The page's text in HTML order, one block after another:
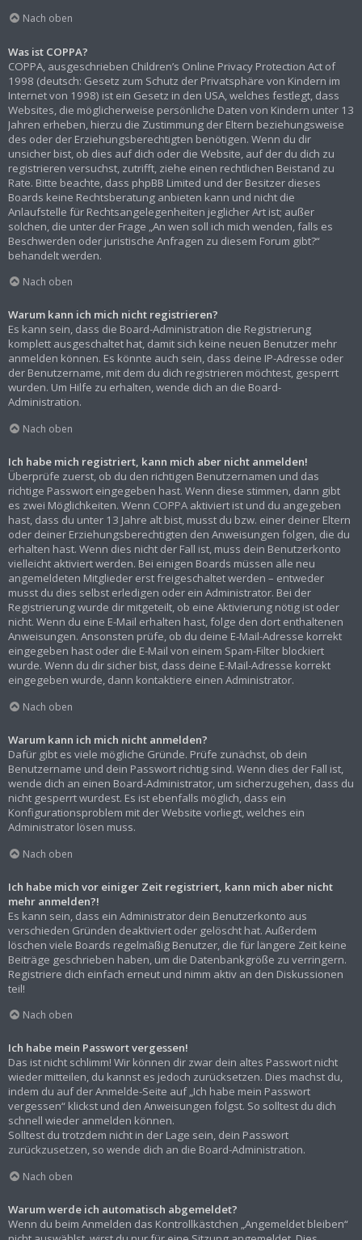
Nach oben
Was ist COPPA?
COPPA, ausgeschrieben Children’s Online Privacy Protection Act of
1998 (deutsch: Gesetz zum Schutz der Privatsphäre von Kindern im
Internet von 1998) ist ein Gesetz in den USA, welches festlegt, dass
Websites, die möglicherweise persönliche Daten von Kindern unter 13
Jahren erheben, hierzu die Zustimmung der Eltern beziehungsweise
des oder der Erziehungsberechtigten benötigen. Wenn du dir
unsicher bist, ob dies auf dich oder die Website, auf der du dich zu
registrieren versuchst, zutrifft, ziehe einen rechtlichen Beistand zu
Rate. Bitte beachte, dass phpBB Limited und der Besitzer dieses
Boards keine Rechtsberatung anbieten kann und nicht die
Anlaufstelle für Rechtsangelegenheiten jeglicher Art ist; außer
solchen, die unter der Frage „An wen soll ich mich wenden, falls es
Beschwerden oder juristische Anfragen zu diesem Forum gibt?“
behandelt werden.
Nach oben
Warum kann ich mich nicht registrieren?
Es kann sein, dass die Board-Administration die Registrierung
komplett ausgeschaltet hat, damit sich keine neuen Benutzer mehr
anmelden können. Es könnte auch sein, dass deine IP-Adresse oder
der Benutzername, mit dem du dich registrieren möchtest, gesperrt
wurden. Um Hilfe zu erhalten, wende dich an die Board-
Administration.
Nach oben
Ich habe mich registriert, kann mich aber nicht anmelden!
Überprüfe zuerst, ob du den richtigen Benutzernamen und das
richtige Passwort eingegeben hast. Wenn diese stimmen, dann gibt
es zwei Möglichkeiten. Wenn COPPA aktiviert ist und du angegeben
hast, dass du unter 13 Jahre alt bist, musst du bzw. einer deiner Eltern
oder deiner Erziehungsberechtigten den Anweisungen folgen, die du
erhalten hast. Wenn dies nicht der Fall ist, muss dein Benutzerkonto
vielleicht aktiviert werden. Bei einigen Boards müssen alle neu
angemeldeten Mitglieder erst freigeschaltet werden – entweder
musst du dies selbst erledigen oder ein Administrator. Bei der
Registrierung wurde dir mitgeteilt, ob eine Aktivierung nötig ist oder
nicht. Wenn du eine E-Mail erhalten hast, folge den dort enthaltenen
Anweisungen. Ansonsten prüfe, ob du deine E-Mail-Adresse korrekt
eingegeben hast oder die E-Mail von einem Spam-Filter blockiert
wurde. Wenn du dir sicher bist, dass deine E-Mail-Adresse korrekt
eingegeben wurde, dann kontaktiere einen Administrator.
Nach oben
Warum kann ich mich nicht anmelden?
Dafür gibt es viele mögliche Gründe. Prüfe zunächst, ob dein
Benutzername und dein Passwort richtig sind. Wenn dies der Fall ist,
wende dich an einen Board-Administrator, um sicherzugehen, dass du
nicht gesperrt wurdest. Es ist ebenfalls möglich, dass ein
Konfigurationsproblem mit der Website vorliegt, welches ein
Administrator lösen muss.
Nach oben
Ich habe mich vor einiger Zeit registriert, kann mich aber nicht
mehr anmelden?!
Es kann sein, dass ein Administrator dein Benutzerkonto aus
verschieden Gründen deaktiviert oder gelöscht hat. Außerdem
löschen viele Boards regelmäßig Benutzer, die für längere Zeit keine
Beiträge geschrieben haben, um die Datenbankgröße zu verringern.
Registriere dich einfach erneut und nimm aktiv an den Diskussionen
teil!
Nach oben
Ich habe mein Passwort vergessen!
Das ist nicht schlimm! Wir können dir zwar dein altes Passwort nicht
wieder mitteilen, du kannst es jedoch zurücksetzen. Dies machst du,
indem du auf der Anmelde-Seite auf „Ich habe mein Passwort
vergessen“ klickst und den Anweisungen folgst. So solltest du dich
schnell wieder anmelden können.
Solltest du trotzdem nicht in der Lage sein, dein Passwort
zurückzusetzen, so wende dich an die Board-Administration.
Nach oben
Warum werde ich automatisch abgemeldet?
Wenn du beim Anmelden das Kontrollkästchen „Angemeldet bleiben“